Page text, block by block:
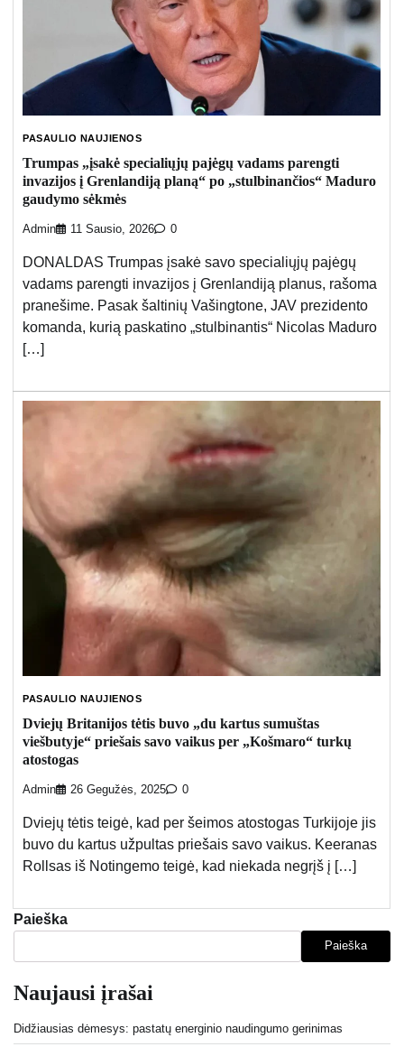
PASAULIO NAUJIENOS
Trumpas „įsakė specialiųjų pajėgų vadams parengti
invazijos į Grenlandiją planą“ po „stulbinančios“ Maduro
gaudymo sėkmės
Admin 11 Sausio, 2026 0
DONALDAS Trumpas įsakė savo specialiųjų pajėgų
vadams parengti invazijos į Grenlandiją planus, rašoma
pranešime. Pasak šaltinių Vašingtone, JAV prezidento
komanda, kurią paskatino „stulbinantis“ Nicolas Maduro
[…]
PASAULIO NAUJIENOS
Dviejų Britanijos tėtis buvo „du kartus sumuštas
viešbutyje“ priešais savo vaikus per „Košmaro“ turkų
atostogas
Admin 26 Gegužės, 2025 0
Dviejų tėtis teigė, kad per šeimos atostogas Turkijoje jis
buvo du kartus užpultas priešais savo vaikus. Keeranas
Rollsas iš Notingemo teigė, kad niekada negrįš į […]
Paieška
Paieška
Naujausi įrašai
Didžiausias dėmesys: pastatų energinio naudingumo gerinimas